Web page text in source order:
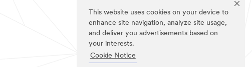
This website uses cookies on your device to
enhance site navigation, analyze site usage,
and deliver you advertisements based on
your interests.
Cookie Notice